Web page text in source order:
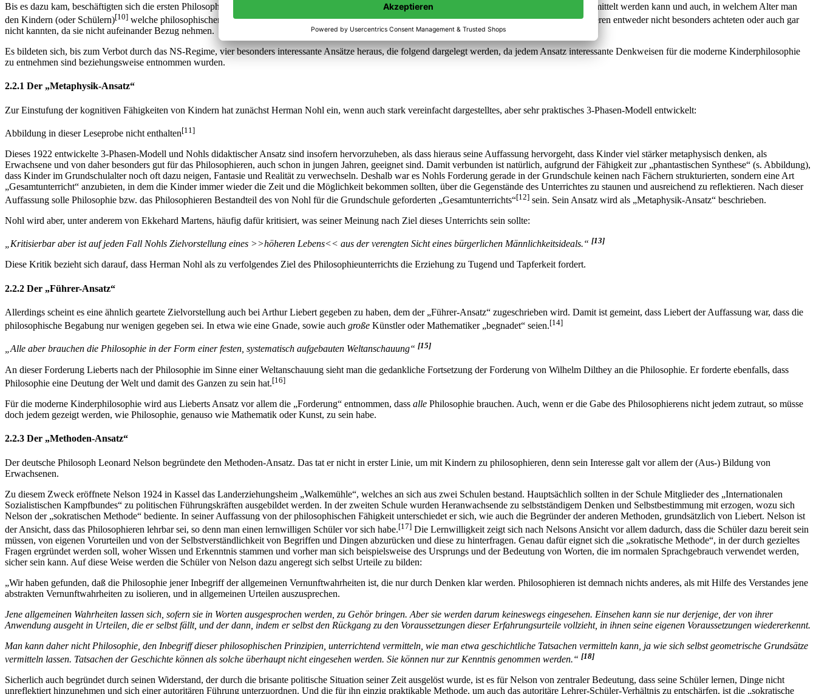
Bis es dazu kam, beschäftigten sich die ersten Philosophen und Pädagogen ganz explizit mit der Frage, wie und unter welcher Zielsetzung Philosophie vermittelt werden kann und auch, in welchem Alter man
den Kindern (oder Schülern)[10] welche philosophischen Themen zumuten könnte. Es ist davon auszugehen, dass die Autoren die Ansätze der jeweils anderen entweder nicht besonders achteten oder auch gar
nicht kannten, da sie nicht aufeinander Bezug nehmen.
Es bildeten sich, bis zum Verbot durch das NS-Regime, vier besonders interessante Ansätze heraus, die folgend dargelegt werden, da jedem Ansatz interessante Denkweisen für die moderne Kinderphilosophie
zu entnehmen sind beziehungsweise entnommen wurden.
2.2.1 Der „Metaphysik-Ansatz“
Zur Einstufung der kognitiven Fähigkeiten von Kindern hat zunächst Herman Nohl ein, wenn auch stark vereinfacht dargestelltes, aber sehr praktisches 3-Phasen-Modell entwickelt:
Abbildung in dieser Leseprobe nicht enthalten[11]
Dieses 1922 entwickelte 3-Phasen-Modell und Nohls didaktischer Ansatz sind insofern hervorzuheben, als dass hieraus seine Auffassung hervorgeht, dass Kinder viel stärker metaphysisch denken, als
Erwachsene und von daher besonders gut für das Philosophieren, auch schon in jungen Jahren, geeignet sind. Damit verbunden ist natürlich, aufgrund der Fähigkeit zur „phantastischen Synthese“ (s. Abbildung),
dass Kinder im Grundschulalter noch oft dazu neigen, Fantasie und Realität zu verwechseln. Deshalb war es Nohls Forderung gerade in der Grundschule keinen nach Fächern strukturierten, sondern eine Art
„Gesamtunterricht“ anzubieten, in dem die Kinder immer wieder die Zeit und die Möglichkeit bekommen sollten, über die Gegenstände des Unterrichtes zu staunen und ausreichend zu reflektieren. Nach dieser
Auffassung solle Philosophie bzw. das Philosophieren Bestandteil des von Nohl für die Grundschule geforderten „Gesamtunterrichts“[12] sein. Sein Ansatz wird als „Metaphysik-Ansatz“ beschrieben.
Nohl wird aber, unter anderem von Ekkehard Martens, häufig dafür kritisiert, was seiner Meinung nach Ziel dieses Unterrichts sein sollte:
„Kritisierbar aber ist auf jeden Fall Nohls Zielvorstellung eines >>höheren Lebens<< aus der verengten Sicht eines bürgerlichen Männlichkeitsideals.“ [13]
Diese Kritik bezieht sich darauf, dass Herman Nohl als zu verfolgendes Ziel des Philosophieunterrichts die Erziehung zu Tugend und Tapferkeit fordert.
2.2.2 Der „Führer-Ansatz“
Allerdings scheint es eine ähnlich geartete Zielvorstellung auch bei Arthur Liebert gegeben zu haben, dem der „Führer-Ansatz“ zugeschrieben wird. Damit ist gemeint, dass Liebert der Auffassung war, dass die
philosophische Begabung nur wenigen gegeben sei. In etwa wie eine Gnade, sowie auch große Künstler oder Mathematiker „begnadet“ seien.[14]
„Alle aber brauchen die Philosophie in der Form einer festen, systematisch aufgebauten Weltanschauung“ [15]
An dieser Forderung Lieberts nach der Philosophie im Sinne einer Weltanschauung sieht man die gedankliche Fortsetzung der Forderung von Wilhelm Dilthey an die Philosophie. Er forderte ebenfalls, dass
Philosophie eine Deutung der Welt und damit des Ganzen zu sein hat.[16]
Für die moderne Kinderphilosophie wird aus Lieberts Ansatz vor allem die „Forderung“ entnommen, dass alle Philosophie brauchen. Auch, wenn er die Gabe des Philosophierens nicht jedem zutraut, so müsse
doch jedem gezeigt werden, wie Philosophie, genauso wie Mathematik oder Kunst, zu sein habe.
2.2.3 Der „Methoden-Ansatz“
Der deutsche Philosoph Leonard Nelson begründete den Methoden-Ansatz. Das tat er nicht in erster Linie, um mit Kindern zu philosophieren, denn sein Interesse galt vor allem der (Aus-) Bildung von
Erwachsenen.
Zu diesem Zweck eröffnete Nelson 1924 in Kassel das Landerziehungsheim „Walkemühle“, welches an sich aus zwei Schulen bestand. Hauptsächlich sollten in der Schule Mitglieder des „Internationalen
Sozialistischen Kampfbundes“ zu politischen Führungskräften ausgebildet werden. In der zweiten Schule wurden Heranwachsende zu selbstständigem Denken und Selbstbestimmung mit erzogen, wozu sich
Nelson der „sokratischen Methode“ bediente. In seiner Auffassung von der philosophischen Fähigkeit unterschiedet er sich, wie auch die Begründer der anderen Methoden, grundsätzlich von Liebert. Nelson ist
der Ansicht, dass das Philosophieren lehrbar sei, so denn man einen lernwilligen Schüler vor sich habe.[17] Die Lernwilligkeit zeigt sich nach Nelsons Ansicht vor allem dadurch, dass die Schüler dazu bereit sein
müssen, von eigenen Vorurteilen und von der Selbstverständlichkeit von Begriffen und Dingen abzurücken und diese zu hinterfragen. Genau dafür eignet sich die „sokratische Methode“, in der durch gezieltes
Fragen ergründet werden soll, woher Wissen und Erkenntnis stammen und vorher man sich beispielsweise des Ursprungs und der Bedeutung von Worten, die im normalen Sprachgebrauch verwendet werden,
sicher sein kann. Auf diese Weise werden die Schüler von Nelson dazu angeregt sich selbst Urteile zu bilden:
„Wir haben gefunden, daß die Philosophie jener Inbegriff der allgemeinen Vernunftwahrheiten ist, die nur durch Denken klar werden. Philosophieren ist demnach nichts anderes, als mit Hilfe des Verstandes jene
abstrakten Vernunftwahrheiten zu isolieren, und in allgemeinen Urteilen auszusprechen.
Jene allgemeinen Wahrheiten lassen sich, sofern sie in Worten ausgesprochen werden, zu Gehör bringen. Aber sie werden darum keineswegs eingesehen. Einsehen kann sie nur derjenige, der von ihrer
Anwendung ausgeht in Urteilen, die er selbst fällt, und der dann, indem er selbst den Rückgang zu den Voraussetzungen dieser Erfahrungsurteile vollzieht, in ihnen seine eigenen Voraussetzungen wiedererkennt.
Man kann daher nicht Philosophie, den Inbegriff dieser philosophischen Prinzipien, unterrichtend vermitteln, wie man etwa geschichtliche Tatsachen vermitteln kann, ja wie sich selbst geometrische Grundsätze
vermitteln lassen. Tatsachen der Geschichte können als solche überhaupt nicht eingesehen werden. Sie können nur zur Kenntnis genommen werden.“ [18]
Sicherlich auch begründet durch seinen Widerstand, der durch die brisante politische Situation seiner Zeit ausgelöst wurde, ist es für Nelson von zentraler Bedeutung, dass seine Schüler lernen, Dinge nicht
unreflektiert hinzunehmen und sich einer autoritären Führung unterzuordnen. Und die für ihn einzig praktikable Methode, um auch das autoritäre Lehrer-Schüler-Verhältnis zu entschärfen, ist die „sokratische